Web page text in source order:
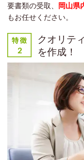
要書類の受取、 岡山県
もお任せください。
クオリテ
を作成！